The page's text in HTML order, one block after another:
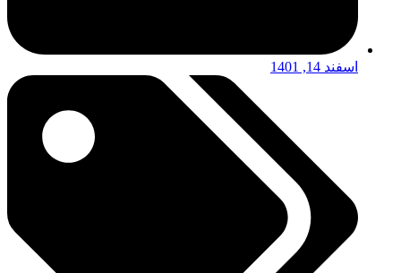
اسفند 14, 1401